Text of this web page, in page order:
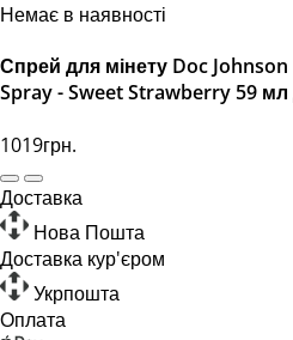
Немає в наявності
Спрей для мінету Doc
Spray - Sweet Strawberry 59 мл
1019грн.
Доставка
Нова Пошта
Доставка кур'єром
Укрпошта
Оплата